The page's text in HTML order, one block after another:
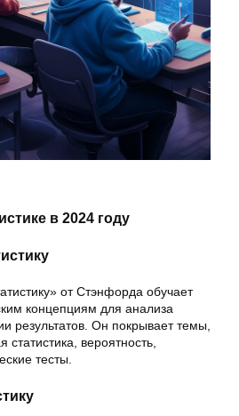
в 2024 году
от Стэнфорда обучает
концепциям для анализа
результатов. Он покрывает темы,
статистика, вероятность,
тесты.